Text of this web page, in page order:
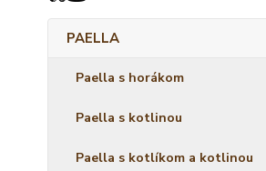
PAELLA
Paella s horákom
Paella s kotlinou
Paella s kotlíkom a kotlinou